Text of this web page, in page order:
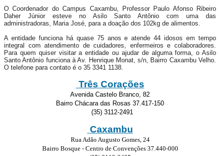
O Coordenador do Campus Caxambu, Professor Paulo Afonso Ribeiro
Daher Júnior esteve no Asilo Santo Antônio com uma das
administradoras, Maria José, para a doação dos 102kg de alimentos.
A entidade funciona há quase 75 anos e atende 44 idosos em tempo
integral com atendimento de cuidadores, enfermeiros e colaboradores.
Para quem quiser visitar a entidade ou ajudar de alguma forma, o Asilo
Santo Antônio funciona à Av. Henrique Monat, s/n, Bairro Caxambu Velho.
O telefone para contato é o 35 3341 1138.
Três Corações
Avenida Castelo Branco, 82
Bairro Chácara das Rosas 37.417-150
(35) 3112-2491
Caxambu
Rua Adão Augusto Gomes, 24
Bairro Bosque - Centro de Convenções 37.440-000